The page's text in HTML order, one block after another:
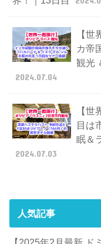
【
カ帝
観光
2024.07.04
【
目は
眠＆
2024.07.03
人気記事